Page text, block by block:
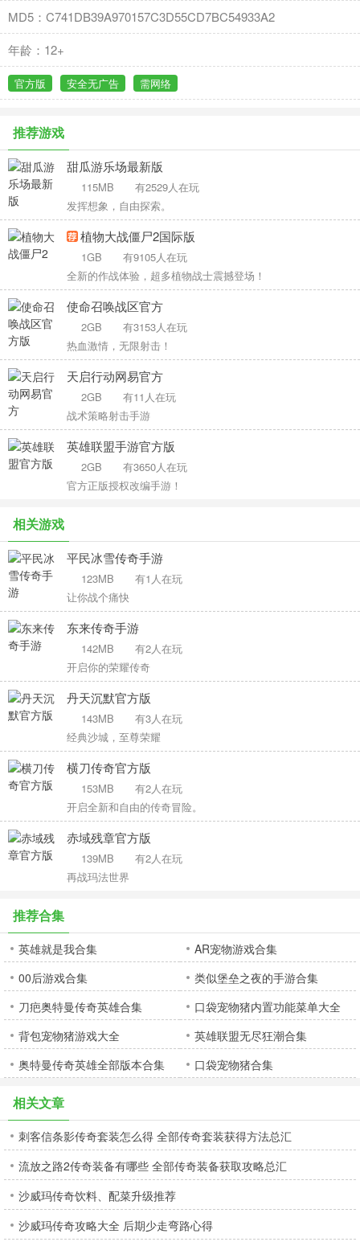
MD5：C741DB39A970157C3D55CD7BC54933A2
年龄：12+
官方版 安全无广告 需网络
推荐游戏
甜瓜游乐场最新版
115MB
有2529人在玩
发挥想象，自由探索。
植物大战僵尸2国际版
1GB
有9105人在玩
全新的作战体验，超多植物战士震撼登场！
使命召唤战区官方
2GB
有3153人在玩
热血激情，无限射击！
天启行动网易官方
2GB
有11人在玩
战术策略射击手游
英雄联盟手游官方版
2GB
有3650人在玩
官方正版授权改编手游！
相关游戏
平民冰雪传奇手游
123MB
有1人在玩
让你战个痛快
东来传奇手游
142MB
有2人在玩
开启你的荣耀传奇
丹天沉默官方版
143MB
有3人在玩
经典沙城，至尊荣耀
横刀传奇官方版
153MB
有2人在玩
开启全新和自由的传奇冒险。
赤域残章官方版
139MB
有2人在玩
再战玛法世界
推荐合集
英雄就是我合集
AR宠物游戏合集
00后游戏合集
类似堡垒之夜的手游合集
刀疤奥特曼传奇英雄合集
口袋宠物猪内置功能菜单大全
背包宠物猪游戏大全
英雄联盟无尽狂潮合集
奥特曼传奇英雄全部版本合集
口袋宠物猪合集
相关文章
刺客信条影传奇套装怎么得 全部传奇套装获得方法总汇
流放之路2传奇装备有哪些 全部传奇装备获取攻略总汇
沙威玛传奇饮料、配菜升级推荐
沙威玛传奇攻略大全 后期少走弯路心得